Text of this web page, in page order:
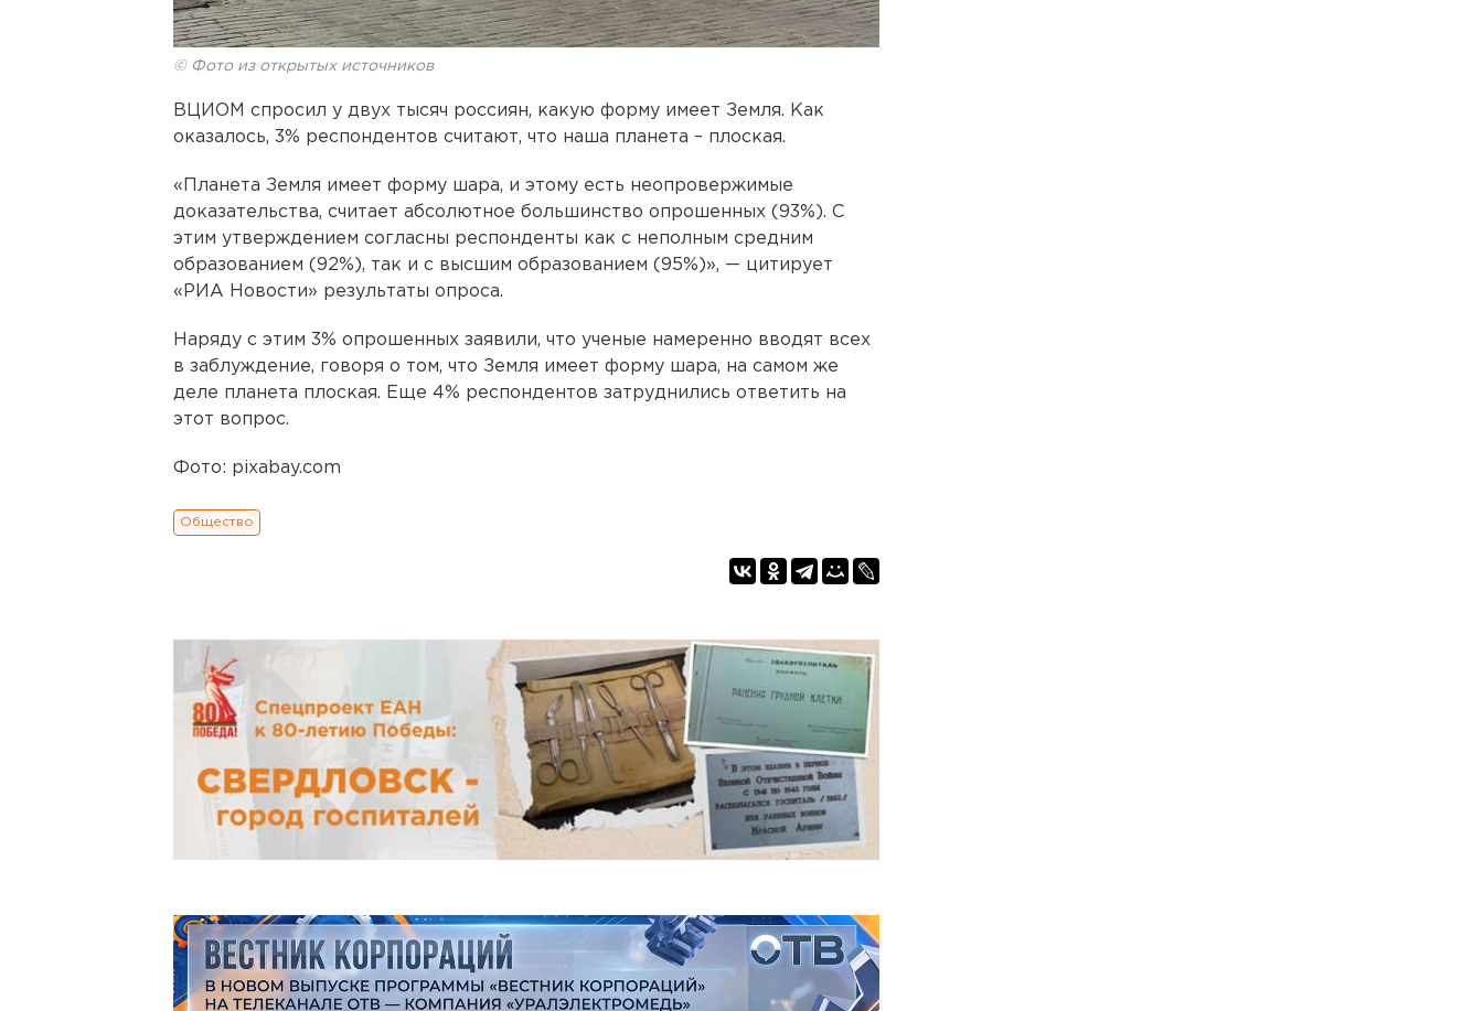
© Фото из открытых источников
ВЦИОМ спросил у двух тысяч россиян, какую форму имеет Земля. Как
оказалось, 3% респондентов считают, что наша планета – плоская.
«Планета Земля имеет форму шара, и этому есть неопровержимые
доказательства, считает абсолютное большинство опрошенных (93%). С
этим утверждением согласны респонденты как с неполным средним
образованием (92%), так и с высшим образованием (95%)», — цитирует
«РИА Новости» результаты опроса.
Наряду с этим 3% опрошенных заявили, что ученые намеренно вводят всех
в заблуждение, говоря о том, что Земля имеет форму шара, на самом же
деле планета плоская. Еще 4% респондентов затруднились ответить на
этот вопрос.
Фото: pixabay.com
Общество